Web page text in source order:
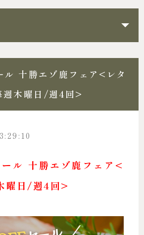
十勝エゾ鹿フェア<レタ
週木曜日/週4回>
ル 十勝エゾ鹿フェア<
曜日/週4回>